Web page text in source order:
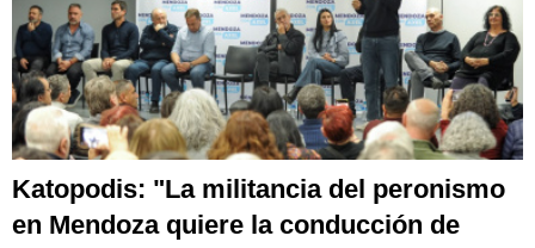
Katopodis: "La militancia del peronismo
en Mendoza quiere la conducción de